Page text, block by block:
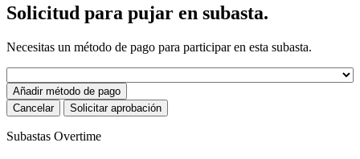
Solicitud para pujar en subasta.
Necesitas un método de pago para participar en esta subasta.
Añadir método de pago
Cancelar
Solicitar aprobación
Subastas Overtime